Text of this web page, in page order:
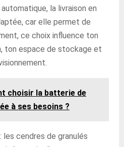
la livraison en
car elle permet de
ce choix influence ton
ton espace de stockage et
choisir la batterie de
à ses besoins ?
les cendres de granulés